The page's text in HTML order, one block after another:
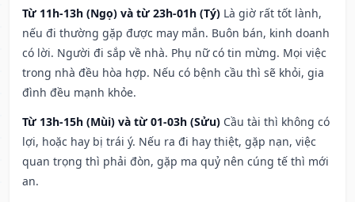
Từ 11h-13h (Ngọ) và từ 23h-01h (Tý) Là giờ rất tốt lành,
nếu đi thường gặp được may mắn. Buôn bán, kinh doanh
có lời. Người đi sắp về nhà. Phụ nữ có tin mừng. Mọi việc
trong nhà đều hòa hợp. Nếu có bệnh cầu thì sẽ khỏi, gia
đình đều mạnh khỏe.
Từ 13h-15h (Mùi) và từ 01-03h (Sửu) Cầu tài thì không có
lợi, hoặc hay bị trái ý. Nếu ra đi hay thiệt, gặp nạn, việc
quan trọng thì phải đòn, gặp ma quỷ nên cúng tế thì mới
an.